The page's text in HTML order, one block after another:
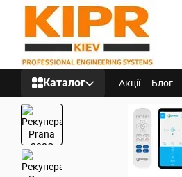
Перейти до основного контенту
Каталог Акції Блог